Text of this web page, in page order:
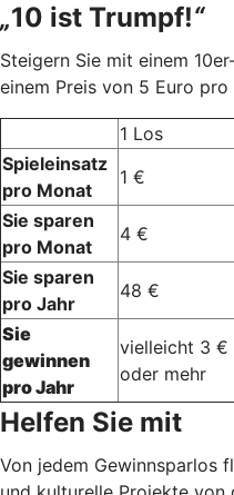
„10 ist Trumpf!“
Steigern Sie mit einem
einem Preis von 5 Euro
1 Los
Spieleinsatz
pro Monat
1 €
Sie sparen
pro Monat
4 €
Sie sparen
pro Jahr
48 €
Sie
gewinnen
pro Jahr
vielleicht 3 €
oder mehr
Helfen Sie mit
Von jedem Gewinnsparlos